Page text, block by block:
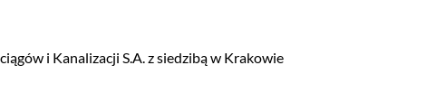
i Kanalizacji S.A. z siedzibą w Krakowie